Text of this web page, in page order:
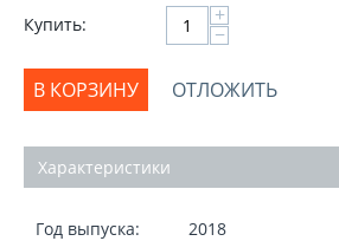
Купить:
+
−
В КОРЗИНУ ОТЛОЖИТЬ
Характеристики
Год выпуска: 2018